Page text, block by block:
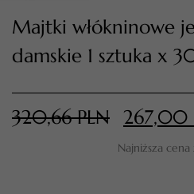
TWÓJ
PRZEJDŹ DO
Majtki włókninowe
damskie 1 sztuka x
320,66PLN 267,00
Najniższa